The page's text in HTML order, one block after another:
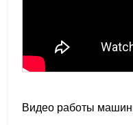
Видео работы